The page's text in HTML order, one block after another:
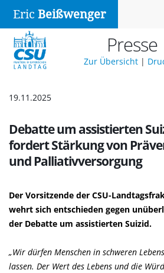
Eric Beißwenger
Presse
Zur Übersicht |
19.11.2025
Debatte um assistierten
fordert Stärkung von
und Palliativversorgung
Der Vorsitzende der CSU-
wehrt sich entschieden gegen
der Debatte um assistierten Suizid.
Wir dürfen Menschen in schweren
lassen. Der Wert des Lebens und die